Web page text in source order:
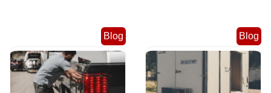
Blog Blog